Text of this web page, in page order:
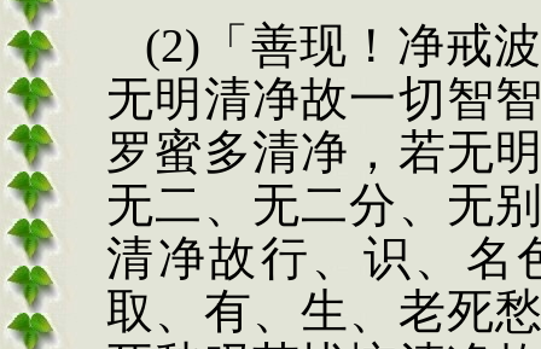
(2) 「善现！净戒
无明清净故一切智
罗蜜多清净，若无
无二、无二分、无
清净故行、识、名
取、有、生、老死